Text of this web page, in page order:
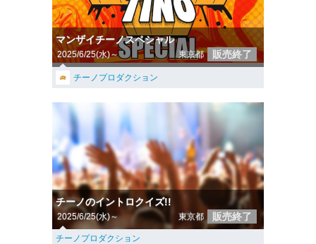
マンザイチーノスペシャル
2025/6/25(水)～ 東京都 販売終了
チーノプロダクション
チーノのイントロクイズ!!
2025/6/25(水)～ 東京都 販売終了
チーノプロダクション